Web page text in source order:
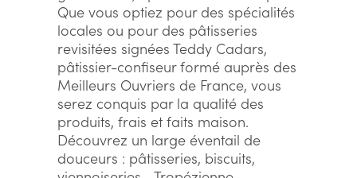
Que vous optiez pour des spécialités
locales ou pour des pâtisseries
revisitées signées Teddy Cadars,
pâtissier-confiseur formé auprès des
Meilleurs Ouvriers de France, vous
serez conquis par la qualité des
produits, frais et faits maison.
Découvrez un large éventail de
douceurs : pâtisseries, biscuits,